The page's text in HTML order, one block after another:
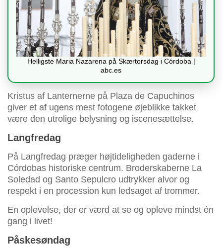
Helligste Maria Nazarena på Skærtorsdag i Córdoba |
abc.es
Kristus af Lanternerne på Plaza de Capuchinos
giver et af ugens mest fotogene øjeblikke takket
være den utrolige belysning og iscenesættelse.
Langfredag
På Langfredag præger højtideligheden gaderne i
Córdobas historiske centrum. Broderskaberne La
Soledad og Santo Sepulcro udtrykker alvor og
respekt i en procession kun ledsaget af trommer.
En oplevelse, der er værd at se og opleve mindst én
gang i livet!
Påskesøndag